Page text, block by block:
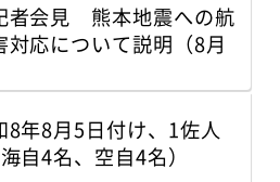
者会見 熊本地震への航
対応について説明（8月
年8月5日付け、1佐人
自4名、空自4名）